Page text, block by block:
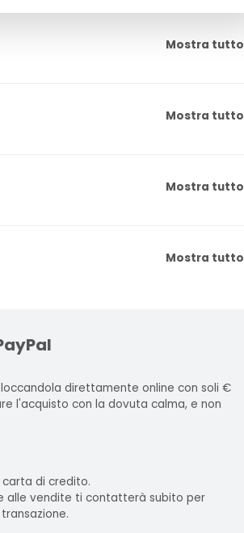
Mostra tutto
Mostra tutto
Mostra tutto
Mostra tutto
direttamente online con soli €
l'acquisto con la dovuta calma, e non
di credito.
alle vendite ti contatterà subito per